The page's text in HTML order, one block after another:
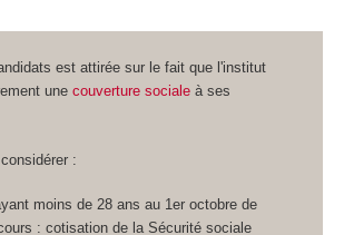
est attirée sur le fait que l'institut
unecouverture sociale à ses
:
moins de 28 ans au 1er octobre de
: cotisation de la Sécurité sociale